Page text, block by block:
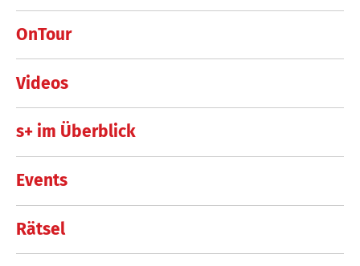
OnTour
Videos
s+ im Überblick
Events
Rätsel